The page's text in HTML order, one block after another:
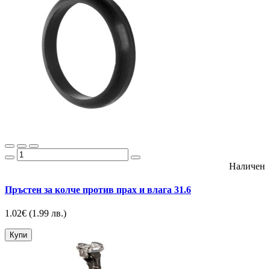
Наличен
Пръстен за колче против прах и влага 31.6
1.02€ (1.99 лв.)
Купи